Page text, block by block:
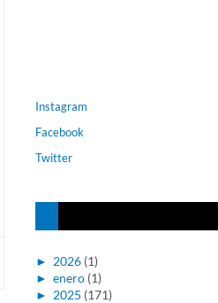
Instagram
Facebook
Twitter
► 2026 (1)
► enero (1)
► 2025 (171)